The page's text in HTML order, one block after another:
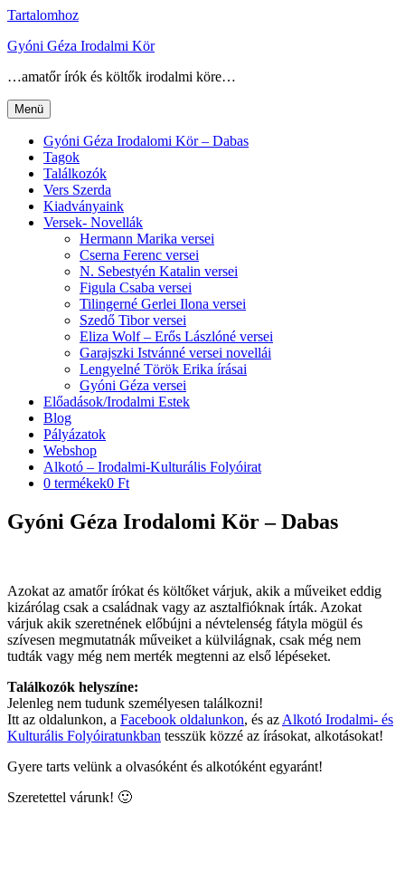
Tartalomhoz
Gyóni Géza Irodalmi Kör
…amatőr írók és költők irodalmi köre…
Menü
Gyóni Géza Irodalomi Kör – Dabas
Tagok
Találkozók
Vers Szerda
Kiadványaink
Versek- Novellák
Hermann Marika versei
Cserna Ferenc versei
N. Sebestyén Katalin versei
Figula Csaba versei
Tilingerné Gerlei Ilona versei
Szedő Tibor versei
Eliza Wolf – Erős Lászlóné versei
Garajszki Istvánné versei novellái
Lengyelné Török Erika írásai
Gyóni Géza versei
Előadások/Irodalmi Estek
Blog
Pályázatok
Webshop
Alkotó – Irodalmi-Kulturális Folyóirat
0 termékek0 Ft
Gyóni Géza Irodalomi Kör – Dabas
Azokat az amatőr írókat és költőket várjuk, akik a műveiket eddig
kizárólag csak a családnak vagy az asztalfióknak írták. Azokat
várjuk akik szeretnének előbújni a névtelenség fátyla mögül és
szívesen megmutatnák műveiket a külvilágnak, csak még nem
tudták vagy még nem merték megtenni az első lépéseket.
Találkozók helyszíne:
Jelenleg nem tudunk személyesen találkozni!
Itt az oldalunkon, a Facebook oldalunkon, és az Alkotó Irodalmi- és
Kulturális Folyóiratunkban tesszük közzé az írásokat, alkotásokat!
Gyere tarts velünk a olvasóként és alkotóként egyaránt!
Szeretettel várunk! 🙂